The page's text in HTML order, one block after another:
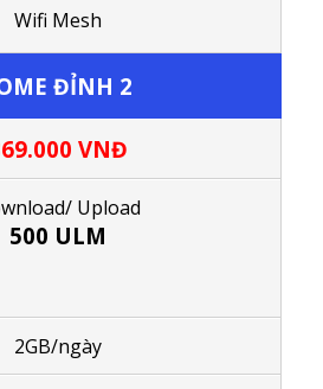
Wifi Mesh
ĐỈNH 2
VNĐ
Upload
500 ULM
2GB/ngày